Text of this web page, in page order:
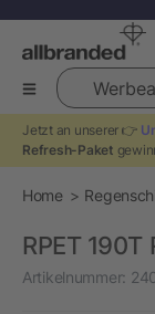
Werbeartikel
Jetzt an unserer 👉
Refresh-Paket
Home
RPET
Artikelnummer: